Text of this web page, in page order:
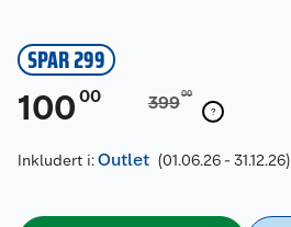
SPAR 299
100 00 39900
Inkludert i:Outlet (01.06.26 - 31.12.26)